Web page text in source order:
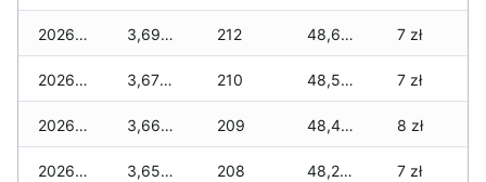
2026-03-07 3,690 zł 212 48,610 zł 7 zł
2026-03-06 3,670 zł 210 48,520 zł 7 zł
2026-03-05 3,660 zł 209 48,400 zł 8 zł
2026-03-04 3,650 zł 208 48,270 zł 7 zł